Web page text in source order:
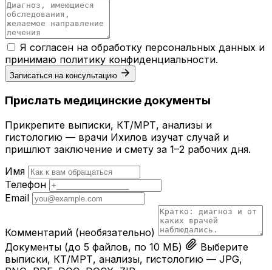
Я согласен на обработку персональных данных и
принимаю политику конфиденциальности.
Записаться на консультацию
Прислать медицинские документы
Прикрепите выписки, КТ/МРТ, анализы и
гистологию — врачи Ихилов изучат случай и
пришлют заключение и смету за 1–2 рабочих дня.
Имя
Телефон
Email
Комментарий (необязательно)
Документы (до 5 файлов, по 10 МБ)
Выберите
выписки, КТ/МРТ, анализы, гистологию — JPG,